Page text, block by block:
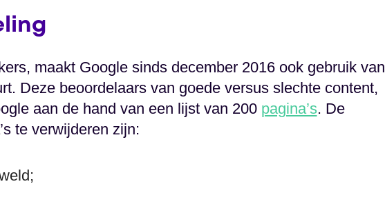
maakt Google sinds december 2016 ook gebruik van
Deze beoordelaars van goede versus slechte content,
aan de hand van een lijst van 200 pagina’s. De
te verwijderen zijn: